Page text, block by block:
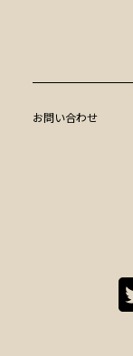
お問い合わせ